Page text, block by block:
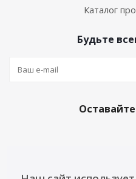
Каталог
Будьте